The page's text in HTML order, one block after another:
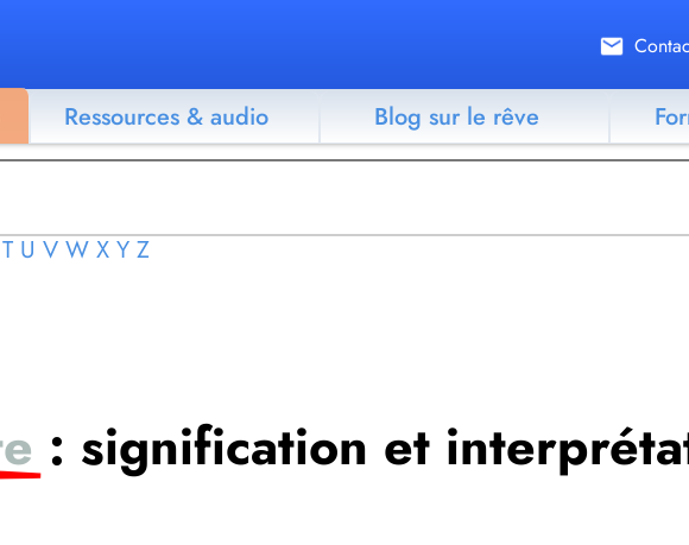
Ressources & audio Blog sur le rêve
T U V W X Y Z
: signification et